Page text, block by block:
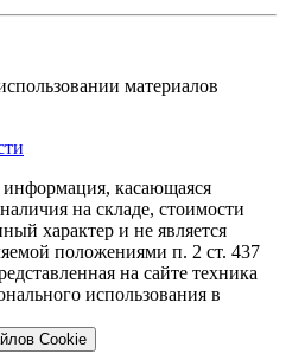
материалов
информация, касающаяся
на складе, стоимости
характер и не является
положениями п. 2 ст. 437
на сайте техника
использования в
Cookie